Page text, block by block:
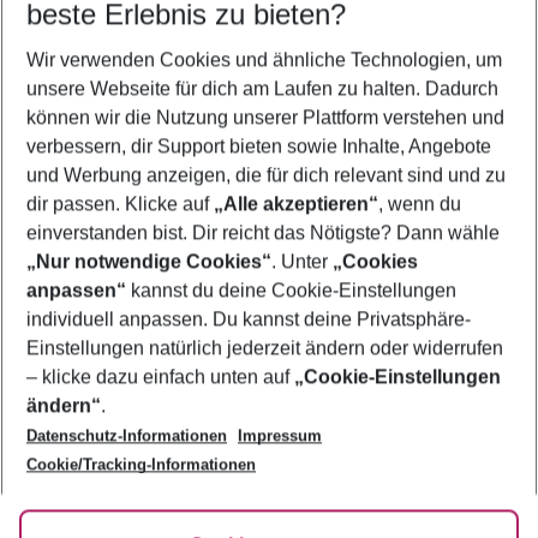
2 Erwachsene Keine Kinder
Mehr Filter anzeigen
Footer
Footer navigation
Über uns
AGB
Bestpreisgarantie
Cookie-Einstellungen ändern
Cookie-Richtlinie
Agenturbetreuung
Barrierefreies Reisen
FAQ
Folge uns
beste Erlebnis zu bieten?
Wir verwenden Cookies und ähnliche Technologien, um
unsere Webseite für dich am Laufen zu halten. Dadurch
können wir die Nutzung unserer Plattform verstehen und
verbessern, dir Support bieten sowie Inhalte, Angebote
und Werbung anzeigen, die für dich relevant sind und zu
dir passen. Klicke auf „Alle akzeptieren“, wenn du
einverstanden bist. Dir reicht das Nötigste? Dann wähle
„Nur notwendige Cookies“. Unter „Cookies
anpassen“ kannst du deine Cookie-Einstellungen
individuell anpassen. Du kannst deine Privatsphäre-
Einstellungen natürlich jederzeit ändern oder widerrufen
– klicke dazu einfach unten auf „Cookie-Einstellungen
ändern“.
Datenschutz-Informationen
Impressum
Cookie/Tracking-Informationen